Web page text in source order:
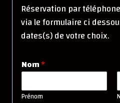
Réservation par
via le formulaire ci
dates(s) de votre choix.
Nom*
Prénom